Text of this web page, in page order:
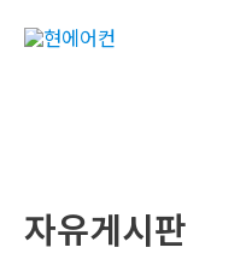
자유게시판